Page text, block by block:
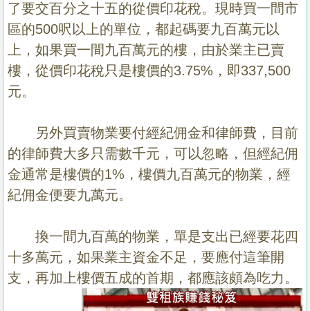
了要交百分之十五的從價印花稅。現時買一間市
區的500呎以上的單位，都起碼要九百萬元以
上，如果買一間九百萬元的樓，由於業主已賣
樓，從價印花稅只是樓價的3.75%，即337,500
元。
另外買賣物業要付經紀佣金和律師費，目前
的律師費大多只需數千元，可以忽略，但經紀佣
金通常是樓價的1%，樓價九百萬元的物業，經
紀佣金便要九萬元。
換一間九百萬的物業，單是支出已經要花四
十多萬元，如果業主資金不足，要應付這筆開
支，再加上樓價五成的首期，都應該頗為吃力。